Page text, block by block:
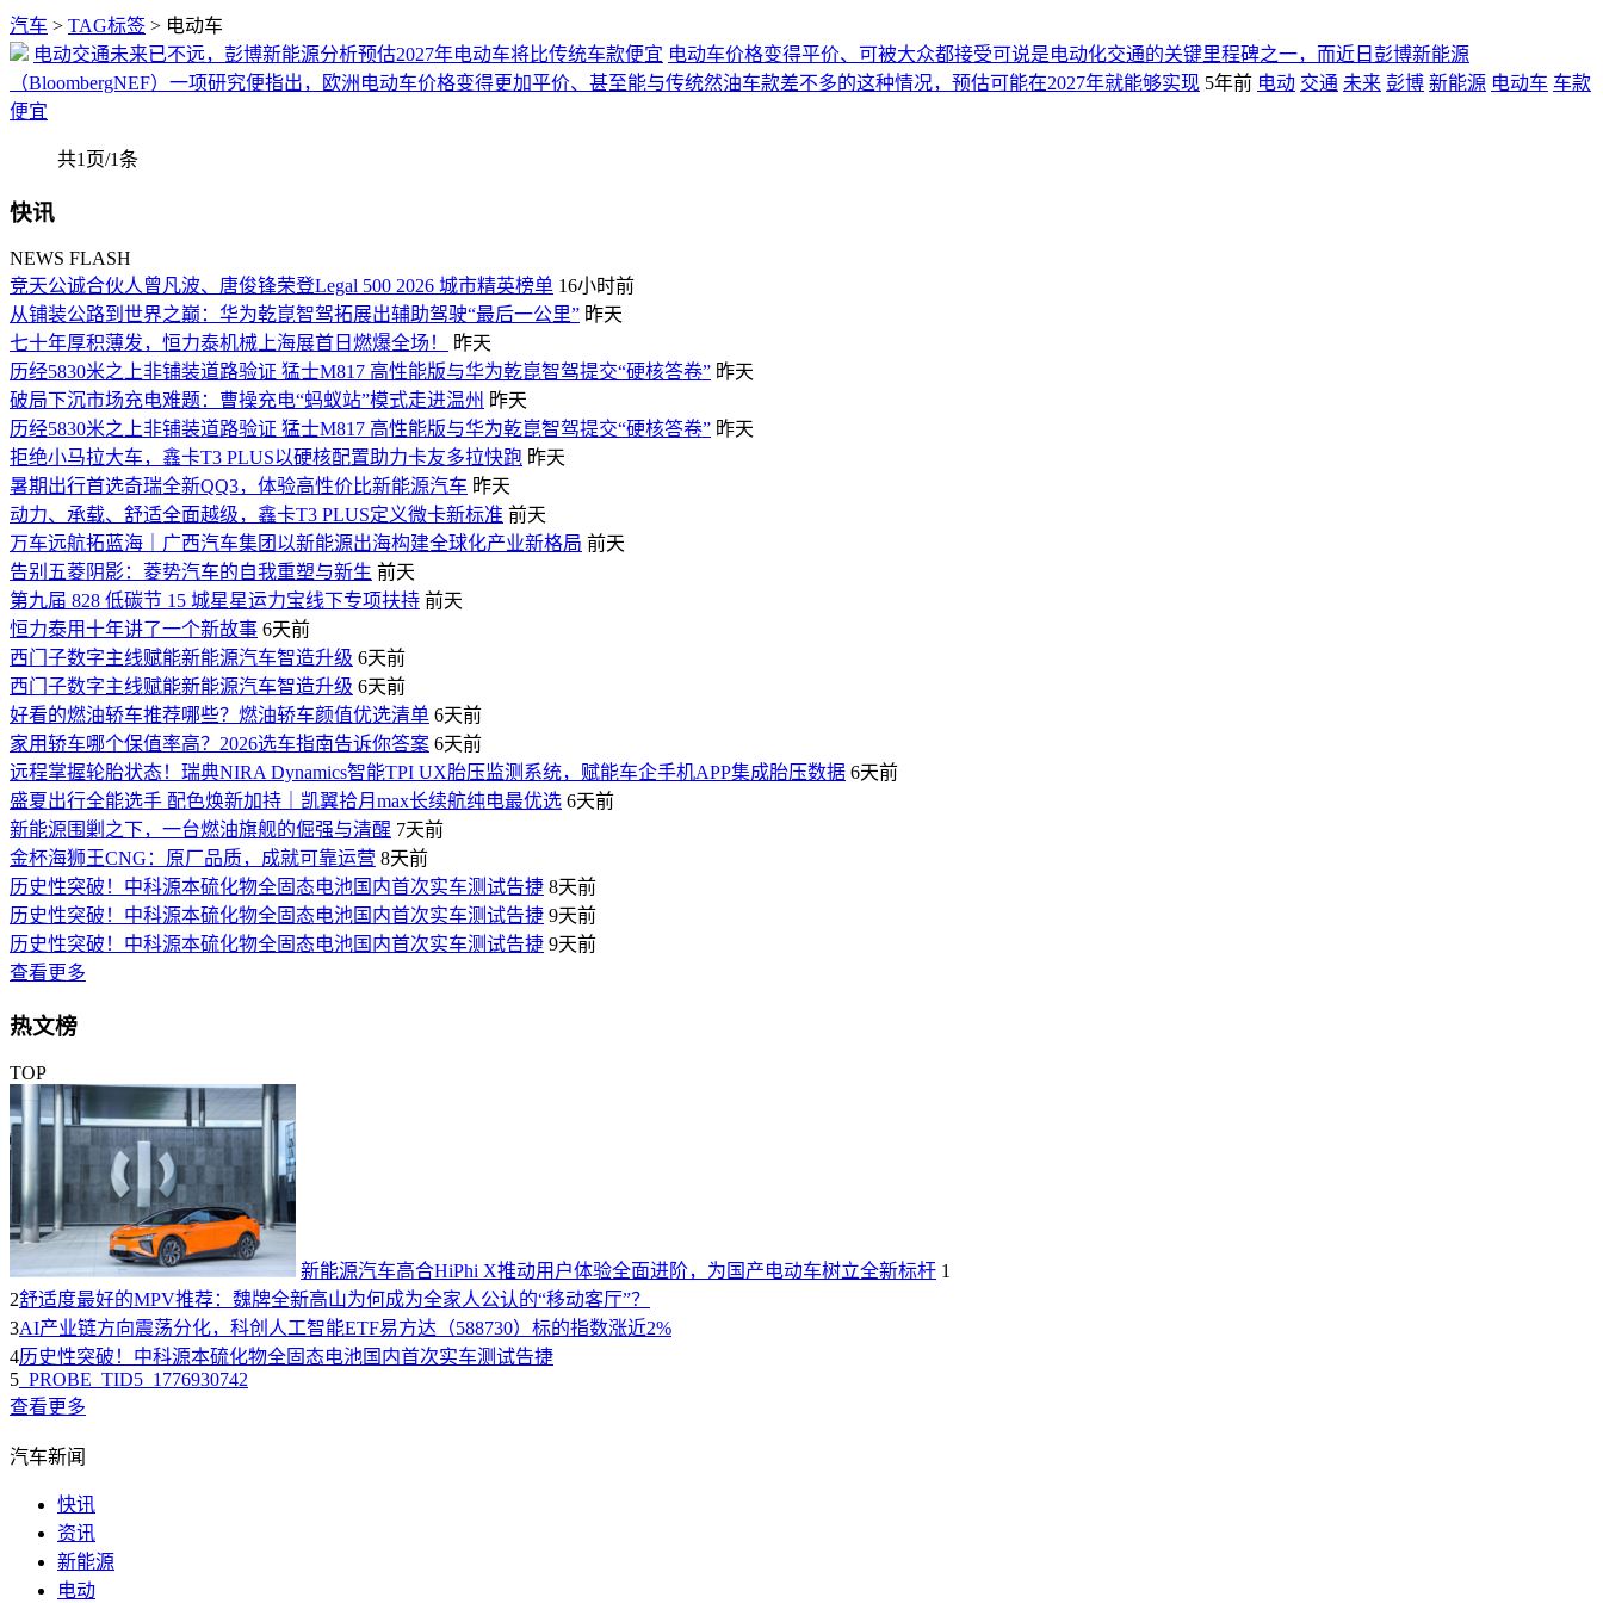
汽车 > TAG标签 > 电动车
电动交通未来已不远，彭博新能源分析预估2027年电动车将比传统车款便宜 电动车价格变得平价、可被大众都接受可说是电动化交通的关键里程碑之一，而近日彭博新能源
（BloombergNEF）一项研究便指出，欧洲电动车价格变得更加平价、甚至能与传统然油车款差不多的这种情况，预估可能在2027年就能够实现 5年前 电动 交通 未来 彭博 新能源 电动车 车款
便宜
共1页/1条
快讯
NEWS FLASH
竞天公诚合伙人曾凡波、唐俊锋荣登Legal 500 2026 城市精英榜单 16小时前
从铺装公路到世界之巅：华为乾崑智驾拓展出辅助驾驶“最后一公里” 昨天
七十年厚积薄发，恒力泰机械上海展首日燃爆全场！
昨天
历经5830米之上非铺装道路验证 猛士M817 高性能版与华为乾崑智驾提交“硬核答卷” 昨天
破局下沉市场充电难题：曹操充电“蚂蚁站”模式走进温州 昨天
历经5830米之上非铺装道路验证 猛士M817 高性能版与华为乾崑智驾提交“硬核答卷” 昨天
拒绝小马拉大车，鑫卡T3 PLUS以硬核配置助力卡友多拉快跑 昨天
暑期出行首选奇瑞全新QQ3，体验高性价比新能源汽车 昨天
动力、承载、舒适全面越级，鑫卡T3 PLUS定义微卡新标准 前天
万车远航拓蓝海｜广西汽车集团以新能源出海构建全球化产业新格局 前天
告别五菱阴影：菱势汽车的自我重塑与新生 前天
第九届 828 低碳节 15 城星星运力宝线下专项扶持 前天
恒力泰用十年讲了一个新故事 6天前
西门子数字主线赋能新能源汽车智造升级 6天前
西门子数字主线赋能新能源汽车智造升级 6天前
好看的燃油轿车推荐哪些？燃油轿车颜值优选清单 6天前
家用轿车哪个保值率高？2026选车指南告诉你答案 6天前
远程掌握轮胎状态！瑞典NIRA Dynamics智能TPI UX胎压监测系统，赋能车企手机APP集成胎压数据 6天前
盛夏出行全能选手 配色焕新加持｜凯翼拾月max长续航纯电最优选 6天前
新能源围剿之下，一台燃油旗舰的倔强与清醒 7天前
金杯海狮王CNG：原厂品质，成就可靠运营 8天前
历史性突破！中科源本硫化物全固态电池国内首次实车测试告捷 8天前
历史性突破！中科源本硫化物全固态电池国内首次实车测试告捷 9天前
历史性突破！中科源本硫化物全固态电池国内首次实车测试告捷 9天前
查看更多
热文榜
TOP
新能源汽车高合HiPhi X推动用户体验全面进阶，为国产电动车树立全新标杆 1
2舒适度最好的MPV推荐：魏牌全新高山为何成为全家人公认的“移动客厅”？
3AI产业链方向震荡分化，科创人工智能ETF易方达（588730）标的指数涨近2%
4历史性突破！中科源本硫化物全固态电池国内首次实车测试告捷
5 _PROBE_TID5_1776930742
查看更多
汽车新闻
快讯
资讯
新能源
电动